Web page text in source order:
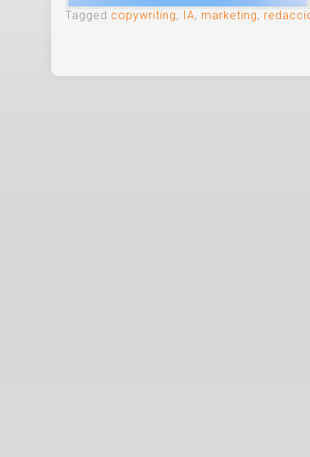
Tagged copywriting, IA, marketing,